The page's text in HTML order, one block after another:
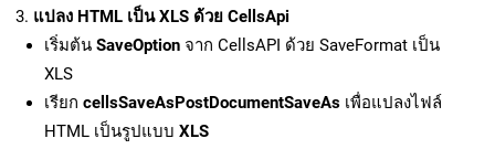
แปลง HTML เป็น XLS ด้วย CellsApi
เริ่มต้น SaveOption จาก CellsAPI ด้วย SaveFormat เป็น
XLS
เรียก cellsSaveAsPostDocumentSaveAs เพื่อแปลงไฟล์
HTML เป็นรูปแบบ XLS